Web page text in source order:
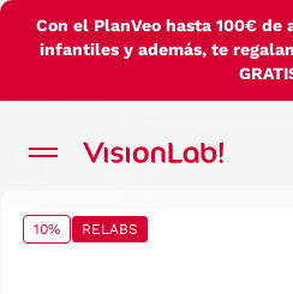
Con el PlanVeo hasta 100€ de
infantiles y además, te
10% RELABS